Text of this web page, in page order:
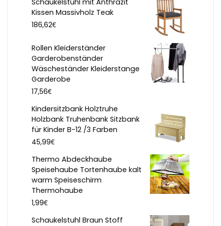
Schaukelstuhl mit Anthrazit
Kissen Massivholz Teak
186,62€
Rollen Kleiderständer
Garderobenständer
Wäscheständer Kleiderstange
Garderobe
17,56€
Kindersitzbank Holztruhe
Holzbank Truhenbank Sitzbank
für Kinder B-12 /3 Farben
45,99€
Thermo Abdeckhaube
Speisehaube Tortenhaube kalt
warm Speiseschirm
Thermohaube
1,99€
Schaukelstuhl Braun Stoff